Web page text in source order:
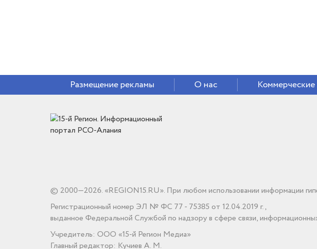
Размещение рекламы О нас Коммерческие
© 2000—2026. «REGION15.RU». При любом использовании информации
Регистрационный номер ЭЛ № ФС 77 - 75385 от 12.04.2019 г.,
выданное Федеральной Службой по надзору в сфере связи,
Учредитель: ООО «15-й Регион Медиа»
Главный редактор: Кучиев А. М.